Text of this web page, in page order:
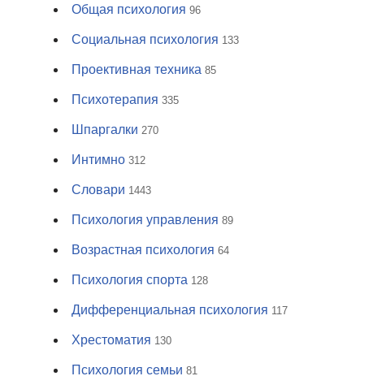
Общая психология 96
Социальная психология 133
Проективная техника 85
Психотерапия 335
Шпаргалки 270
Интимно 312
Словари 1443
Психология управления 89
Возрастная психология 64
Психология спорта 128
Дифференциальная психология 117
Хрестоматия 130
Психология семьи 81